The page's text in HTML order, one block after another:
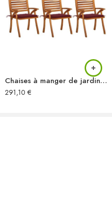
Chaises à manger de jardin avec coussins lot de 3 Acacia massif
291,10 €